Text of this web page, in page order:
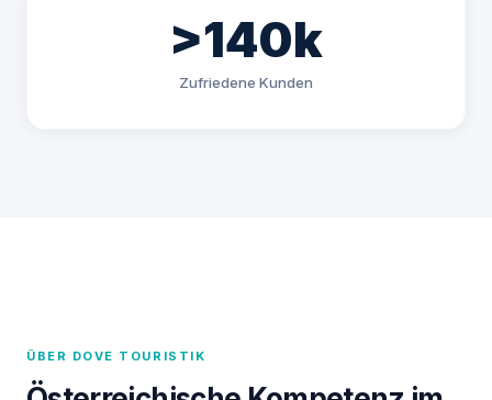
>140k
Zufriedene Kunden
ÜBER DOVE TOURISTIK